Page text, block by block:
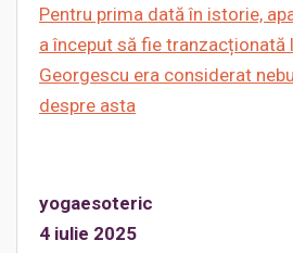
Pentru prima dată în istorie,
a început să fie tranzacționată
Georgescu era considerat
despre asta
yogaesoteric
4 iulie 2025